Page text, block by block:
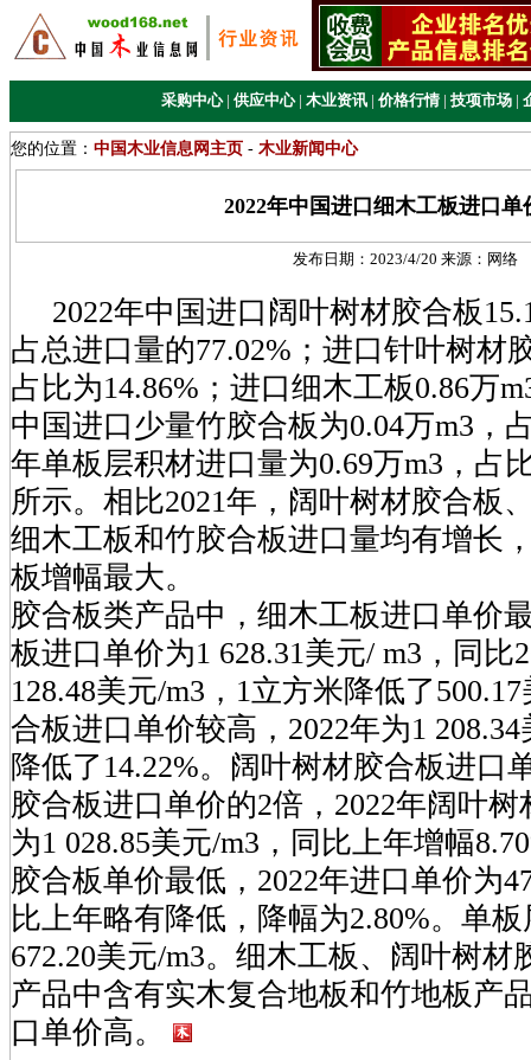
采购中心 | 供应中心 | 木业资讯 | 价格行情 | 技项市场 |
您的位置： 中国木业信息网主页 - 木业新闻中心
2022年中国进口细木工板进口单
发布日期：2023/4/20 来源： 网络
2022年中国进口阔叶树材胶合板
占总进口量的77.02%；进口针叶树材
占比为14.86%；进口细木工板0.86万
中国进口少量竹胶合板为0.04万m3，
年单板层积材进口量为0.69万m3，占
所示。相比2021年，阔叶树材胶合板
细木工板和竹胶合板进口量均有增长
板增幅最大。
胶合板类产品中，细木工板进口单价
板进口单价为1 628.31美元/ m3，同比
128.48美元/m3，1立方米降低了
合板进口单价较高，2022年为1
降低了14.22%。阔叶树材胶合板进口
胶合板进口单价的2倍，2022年阔叶
为1 028.85美元/m3，同比上年增幅
胶合板单价最低，2022年进口单价为
比上年略有降低，降幅为2.80%。单
672.20美元/m3。细木工板、阔叶树材
产品中含有实木复合地板和竹地板产
口单价高。